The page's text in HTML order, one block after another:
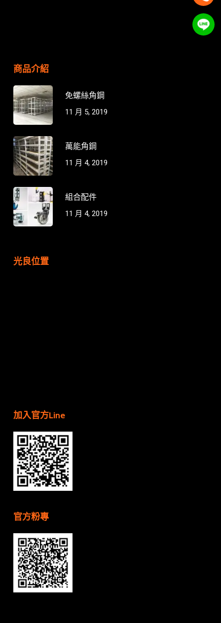
商品介紹
免螺絲角鋼
11 月 5, 2019
萬能角鋼
11 月 4, 2019
組合配件
11 月 4, 2019
光良位置
加入官方Line
官方粉專